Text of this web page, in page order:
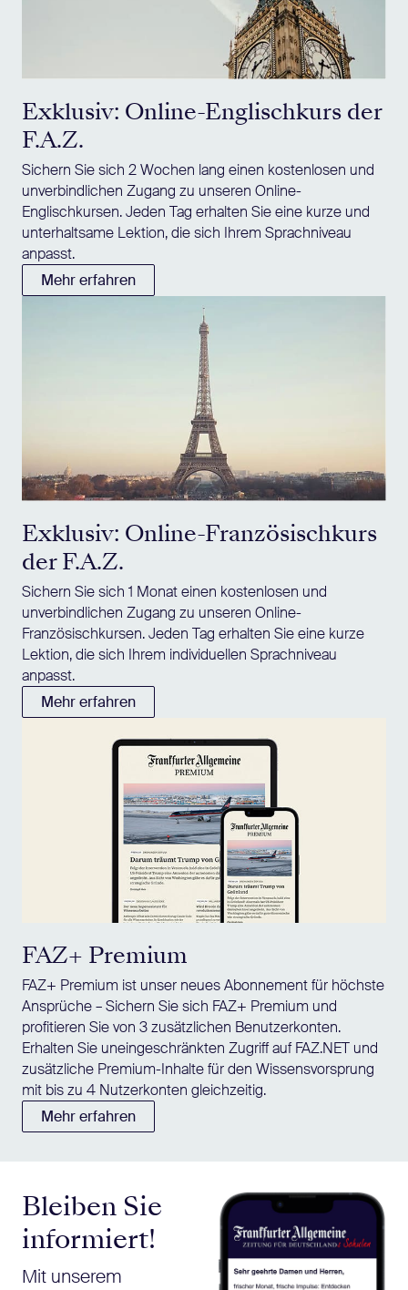
Exklusiv: Online-Englischkurs der
F.A.Z.
Sichern Sie sich 2 Wochen lang einen kostenlosen und
unverbindlichen Zugang zu unseren Online-
Englischkursen. Jeden Tag erhalten Sie eine kurze und
unterhaltsame Lektion, die sich Ihrem Sprachniveau
anpasst.
Mehr erfahren
Exklusiv: Online-Französischkurs
der F.A.Z.
Sichern Sie sich 1 Monat einen kostenlosen und
unverbindlichen Zugang zu unseren Online-
Französischkursen. Jeden Tag erhalten Sie eine kurze
Lektion, die sich Ihrem individuellen Sprachniveau
anpasst.
Mehr erfahren
FAZ+ Premium
FAZ+ Premium ist unser neues Abonnement für höchste
Ansprüche – Sichern Sie sich FAZ+ Premium und
profitieren Sie von 3 zusätzlichen Benutzerkonten.
Erhalten Sie uneingeschränkten Zugriff auf FAZ.NET und
zusätzliche Premium-Inhalte für den Wissensvorsprung
mit bis zu 4 Nutzerkonten gleichzeitig.
Mehr erfahren
Bleiben Sie
informiert!
Mit unserem